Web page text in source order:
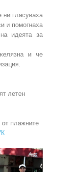
ни гласуваха
и помогнаха
идеята за
и че
летен
плажните